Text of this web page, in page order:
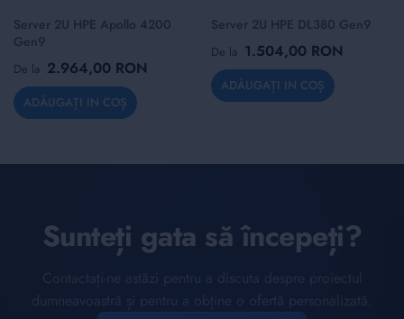
Server 2U HPE Apollo 4200
Gen9
De la 2.964,00 RON
ADĂUGAȚI IN COȘ
Server 2U HPE DL380 Gen9
De la 1.504,00 RON
ADĂUGAȚI IN COȘ
Sunteți gata să începeți?